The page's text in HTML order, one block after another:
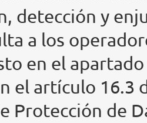
detección y
a los
en el
el artículo 16.3
Protección de